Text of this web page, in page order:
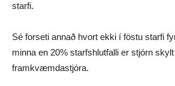
starfi.
Sé forseti annað hvort ekki í föstu starfi
minna en 20% starfshlutfalli er stjórn
framkvæmdastjóra.